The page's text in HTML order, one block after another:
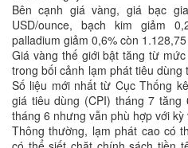
Bên cạnh giá vàng, giá bạc
USD/ounce, bạch kim giảm
palladium giảm 0,6% còn
Giá vàng thế giới bật tăng từ
trong bối cảnh lạm phát tiêu
Số liệu mới nhất từ Cục Thống
giá tiêu dùng (CPI) tháng 7 tăng
tháng 6 nhưng vẫn phù hợp với
Thông thường, lạm phát cao có